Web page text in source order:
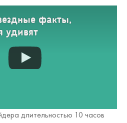
факты,
удивят
длительностью 10 часов